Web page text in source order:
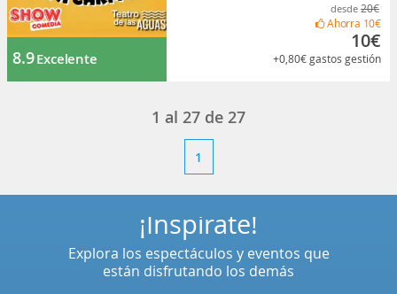
8.9Excelente
desde 20€
Ahorra 10€
10€
+0,80€gastos gestión
1 al 27 de 27
1
¡Inspírate!
Explora los espectáculos y eventos que
están disfrutando los demás